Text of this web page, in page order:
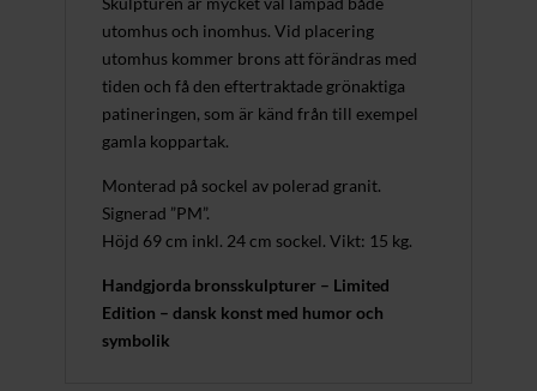
utomhus och inomhus. Vid placering
utomhus kommer brons att förändras med
tiden och få den eftertraktade grönaktiga
patineringen, som är känd från till exempel
gamla koppartak.
Monterad på sockel av polerad granit.
Signerad ”PM”.
Höjd 69 cm inkl. 24 cm sockel. Vikt: 15 kg.
Handgjorda bronsskulpturer – Limited
Edition – dansk konst med humor och
symbolik